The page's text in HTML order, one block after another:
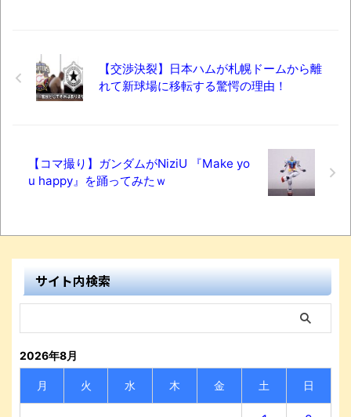
【交渉決裂】日本ハムが札幌ドームから離
れて新球場に移転する驚愕の理由！
【コマ撮り】ガンダムがNiziU 『Make yo
u happy』を踊ってみたｗ
サイト内検索
2026年8月
月 火 水 木 金 土 日